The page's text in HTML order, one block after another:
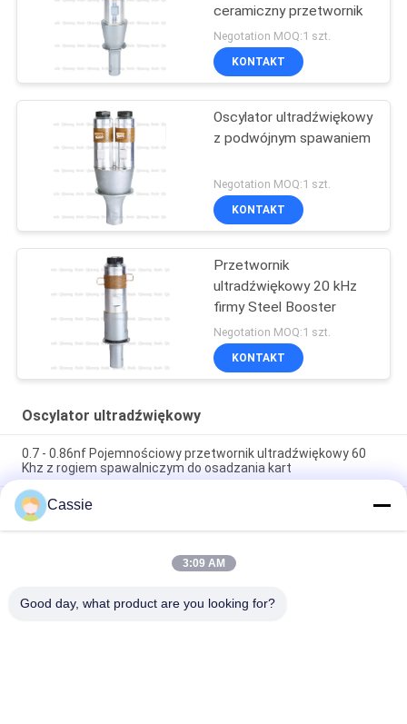
ceramiczny przetwornik
Negotation MOQ:1 szt.
KONTAKT
Oscylator ultradźwiękowy
z podwójnym spawaniem
Negotation MOQ:1 szt.
KONTAKT
Przetwornik
ultradźwiękowy 20 kHz
firmy Steel Booster
Negotation MOQ:1 szt.
KONTAKT
Oscylator ultradźwiękowy
0.7 - 0.86nf Pojemnościowy przetwornik ultradźwiękowy 60
Khz z rogiem spawalniczym do osadzania kart
Zapewnienie niezbędnej obróbki ultradźwiękowej przy obróbce
maski z uszczelnieniem przetwornika ceramicznego o
częstotliwości 20 kHz
15 Khz Ultradźwiękowy przetwornik dużej mocy 2600 w
Cassie
3:09 AM
Good day, what product are you looking for?